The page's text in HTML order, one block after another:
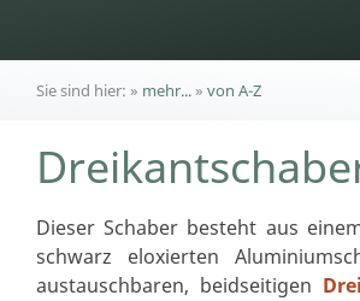
Sie sind hier: » mehr...» von A-Z
Dieser Schaber besteht aus
schwarz eloxierten
austauschbaren, beidseitigen